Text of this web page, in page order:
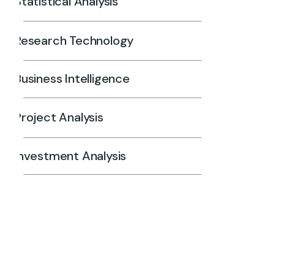
Research Technology
Business Intelligence
Project Analysis
Investment Analysis